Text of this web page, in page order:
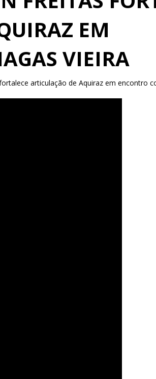
EM
VIEIRA
articulação de Aquiraz em encontro